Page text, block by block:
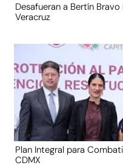
Desafueran a Bertín
Veracruz
Plan Integral para
CDMX